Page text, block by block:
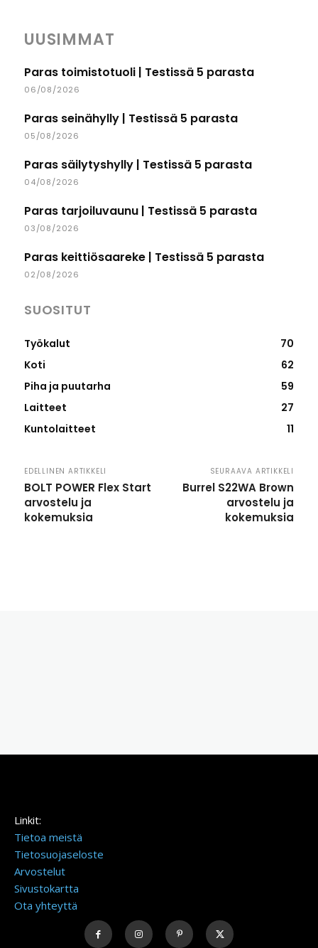
UUSIMMAT
Paras toimistotuoli | Testissä 5 parasta
06/08/2026
Paras seinähylly | Testissä 5 parasta
05/08/2026
Paras säilytyshylly | Testissä 5 parasta
04/08/2026
Paras tarjoiluvaunu | Testissä 5 parasta
03/08/2026
Paras keittiösaareke | Testissä 5 parasta
02/08/2026
SUOSITUT
Työkalut
70
Koti
62
Piha ja puutarha
59
Laitteet
27
Kuntolaitteet
11
EDELLINEN ARTIKKELI
BOLT POWER Flex Start
arvostelu ja
kokemuksia
SEURAAVA ARTIKKELI
Burrel S22WA Brown
arvostelu ja
kokemuksia
Linkit:
Tietoa meistä
Tietosuojaseloste
Arvostelut
Sivustokartta
Ota yhteyttä